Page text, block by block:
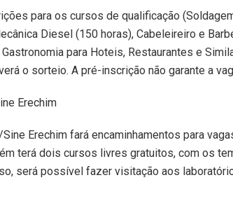
para os cursos de qualificação
Diesel (150 horas), Cabeleireiro e
para Hoteis, Restaurantes e
o sorteio. A pré-inscrição não garante a
Erechim
Sine Erechim fará encaminhamentos para
terá dois cursos livres gratuitos, com os
será possível fazer visitação aos